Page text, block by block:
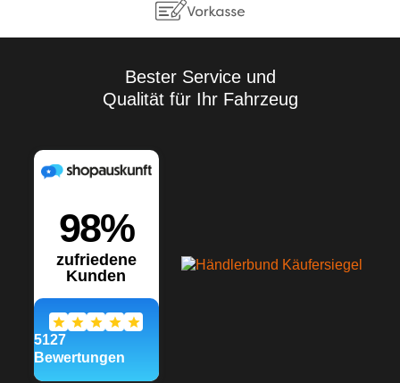
Bester Service und
Qualität für Ihr Fahrzeug